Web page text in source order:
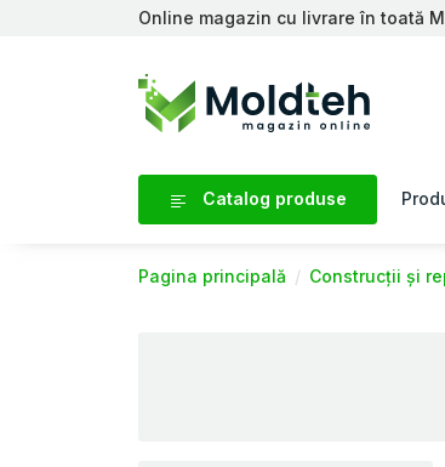
Online magazin cu livrare în toată
Catalog produse
Pagina principală Construcții și